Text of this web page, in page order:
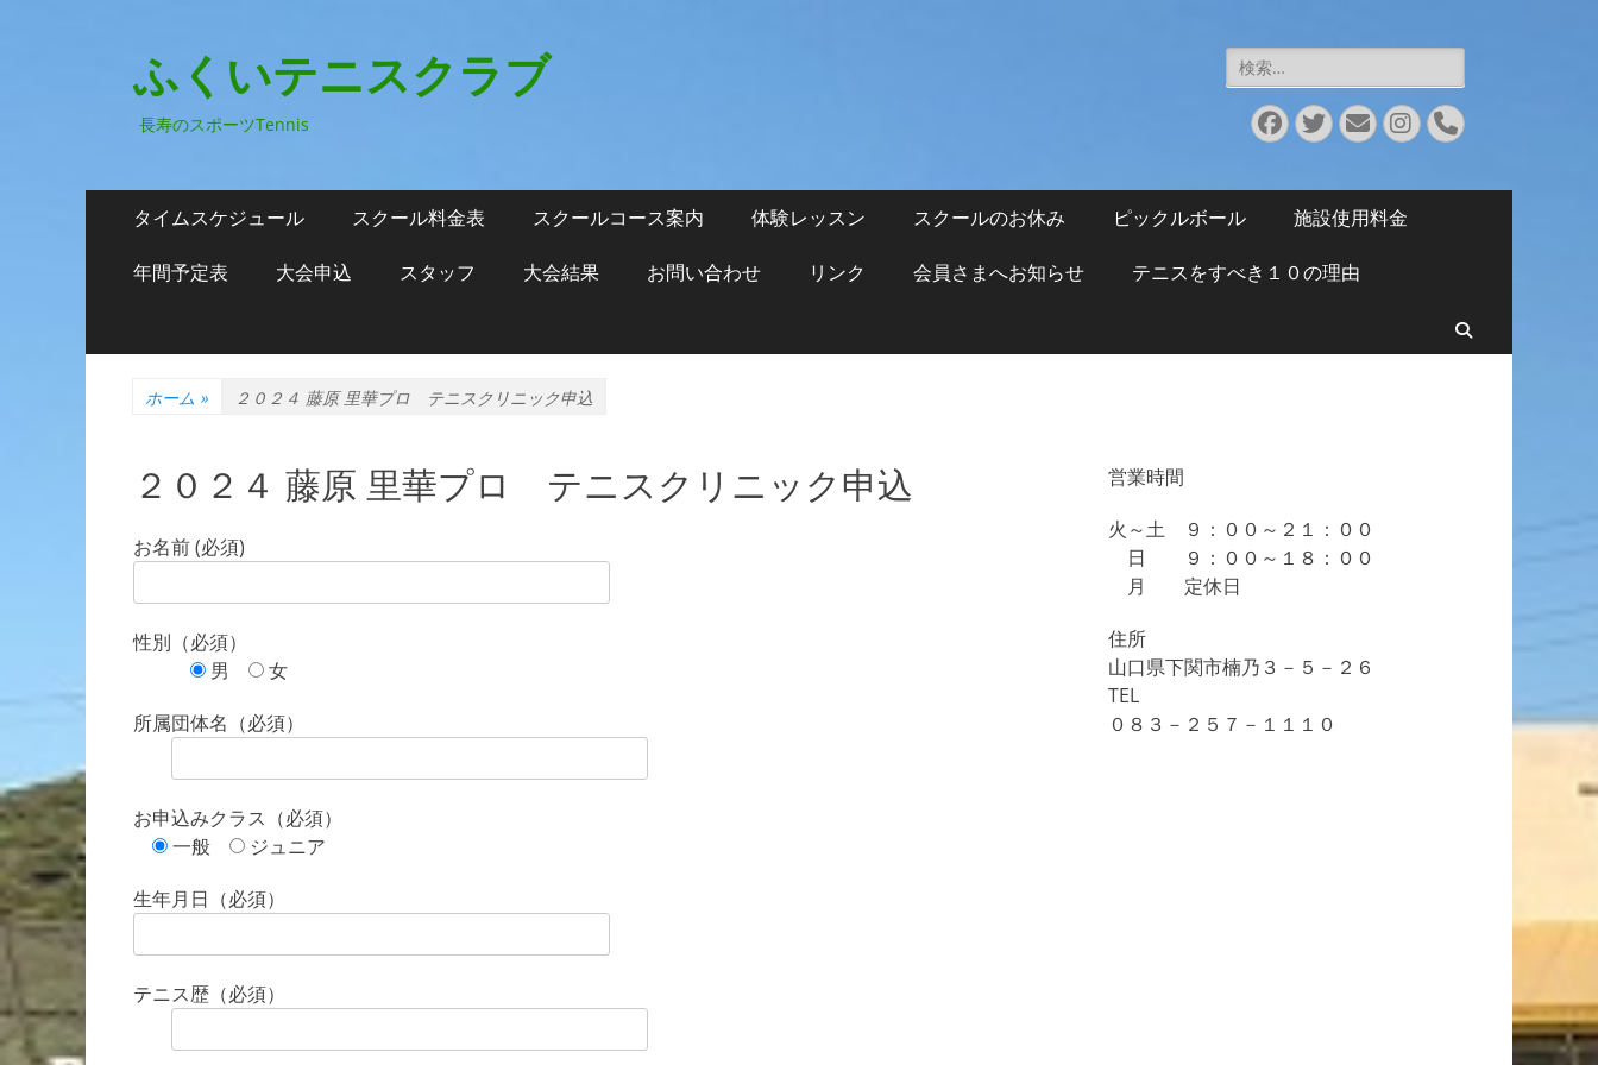
ふくいテニスクラブ
長寿のスポーツTennis
検
索:
Facebook
Twitter
メ
ー
Instagram
電
話
メ
ン
タイムスケジュール スクール料金表 スクールコース案内 体験レッスン スクールのお休み ピックルボール 施設使用料金
年間予定表 大会申込 スタッフ 大会結果 お問い合わせ リンク 会員さまへお知らせ テニスをすべき１０の理由
ホーム » ２０２４ 藤原 里華プロ テニスクリニック申込
２０２４ 藤原 里華プロ テニスクリニック申込
お名前 (必須)
性別（必須）
男
女
所属団体名（必須）
お申込みクラス（必須）
一般
ジュニア
生年月日（必須）
テニス歴（必須）
営業時間
火～土 ９：００～２１：００
日 ９：００～１８：００
月 定休日
住所
山口県下関市楠乃３－５－２６
TEL
０８３－２５７－１１１０